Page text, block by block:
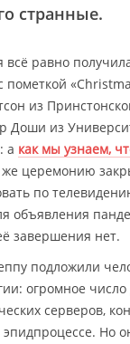
странные.
равно
пометкой
из
Доши из
а как мы узнаем,
же церемонию
по
объявления
завершения нет.
подложили
огромное
серверов,
Но